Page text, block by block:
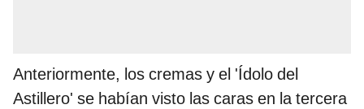
Anteriormente, los cremas y el 'Ídolo del
Astillero' se habían visto las caras en la tercera